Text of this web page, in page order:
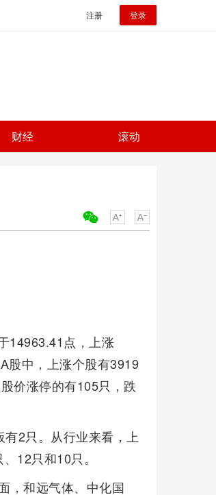
注册 登录
财经 滚动
14963.41点，上涨
股中，上涨个股有3919
价涨停的有105只，跌
2只。从行业来看，上
12只和10只。
，和远气体、中化国